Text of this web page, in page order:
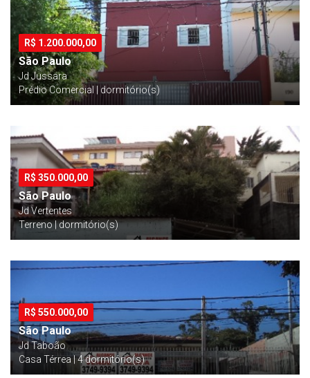
R$ 1.200.000,00
São Paulo
Jd Jussara
Prédio Comercial | dormitório(s)
R$ 350.000,00
São Paulo
Jd Vertentes
Terreno | dormitório(s)
R$ 550.000,00
São Paulo
Jd Taboão
Casa Térrea | 4 dormitório(s)